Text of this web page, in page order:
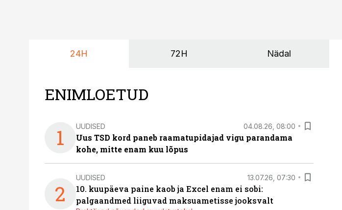
24H 72H Nädal
ENIMLOETUD
1 UUDISED 04.08.26, 08:00
Uus TSD kord paneb raamatupidajad vigu parandama
kohe, mitte enam kuu lõpus
2
UUDISED 13.07.26, 07:30
10. kuupäeva paine kaob ja Excel enam ei sobi:
palgaandmed liiguvad maksuametisse jooksvalt